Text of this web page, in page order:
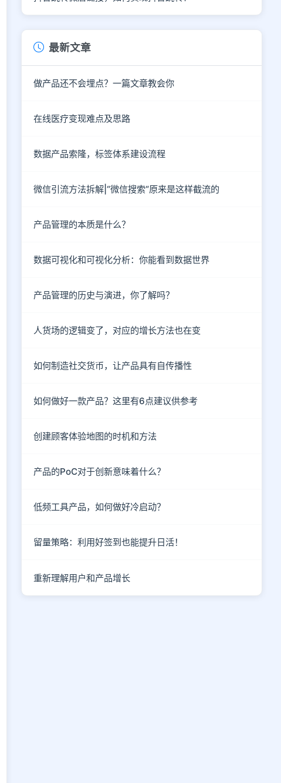
最新文章
做产品还不会埋点？一篇文章教会你
在线医疗变现难点及思路
数据产品索隆，标签体系建设流程
微信引流方法拆解|“微信搜索“原来是这样截流的
产品管理的本质是什么？
数据可视化和可视化分析：你能看到数据世界
产品管理的历史与演进，你了解吗？
人货场的逻辑变了，对应的增长方法也在变
如何制造社交货币，让产品具有自传播性
如何做好一款产品？这里有6点建议供参考
创建顾客体验地图的时机和方法
产品的PoC对于创新意味着什么？
低频工具产品，如何做好冷启动？
留量策略：利用好签到也能提升日活！
重新理解用户和产品增长